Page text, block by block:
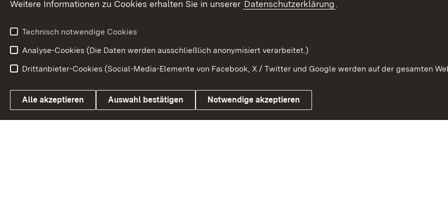
Link zum Landesportal
Impressum
Weitere Informationen zu Cookies erhalten Sie in unserer Datenschutzerklärung.
Technisch notwendige Cookies
Analyse-Cookies (Die Daten werden ausschließlich anonymisiert verarbeitet.)
Drittanbieter-Cookies (Social-Media-Elemente von Facebook, X / Twitter und Google werden auf der gesamten
Alle akzeptieren Auswahl bestätigen Notwendige akzeptieren